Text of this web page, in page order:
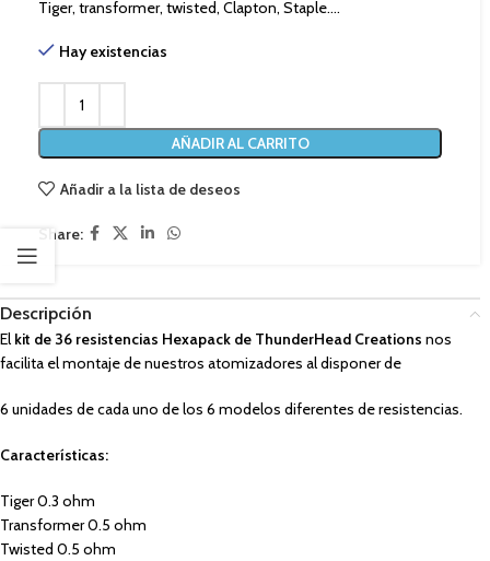
Tiger, transformer, twisted, Clapton, Staple….
Hay existencias
AÑADIR AL CARRITO
Añadir a la lista de deseos
Share:
Descripción
El kit de 36 resistencias Hexapack de ThunderHead Creations nos
facilita el montaje de nuestros atomizadores al disponer de
6 unidades de cada uno de los 6 modelos diferentes de resistencias.
Características:
Tiger 0.3 ohm
Transformer 0.5 ohm
Twisted 0.5 ohm